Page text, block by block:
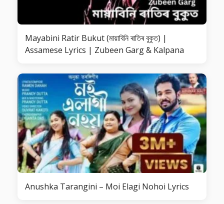
Mayabini Ratir Bukut (মায়াবিনি ৰাতিৰ বুকুত) |
Assamese Lyrics | Zubeen Garg & Kalpana
Anushka Tarangini – Moi Elagi Nohoi Lyrics